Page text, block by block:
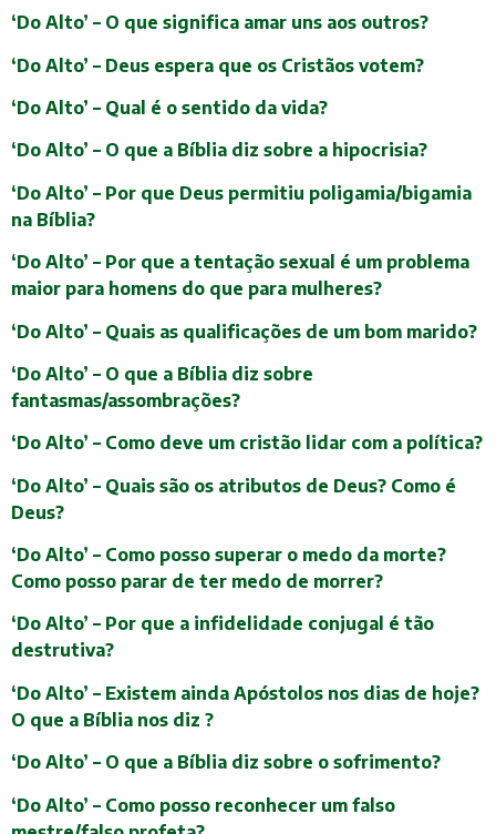
‘Do Alto’ – O que significa amar uns aos outros?
‘Do Alto’ – Deus espera que os Cristãos votem?
‘Do Alto’ – Qual é o sentido da vida?
‘Do Alto’ – O que a Bíblia diz sobre a hipocrisia?
‘Do Alto’ – Por que Deus permitiu poligamia/bigamia
na Bíblia?
‘Do Alto’ – Por que a tentação sexual é um problema
maior para homens do que para mulheres?
‘Do Alto’ – Quais as qualificações de um bom marido?
‘Do Alto’ – O que a Bíblia diz sobre
fantasmas/assombrações?
‘Do Alto’ – Como deve um cristão lidar com a política?
‘Do Alto’ – Quais são os atributos de Deus? Como é
Deus?
‘Do Alto’ – Como posso superar o medo da morte?
Como posso parar de ter medo de morrer?
‘Do Alto’ – Por que a infidelidade conjugal é tão
destrutiva?
‘Do Alto’ – Existem ainda Apóstolos nos dias de hoje?
O que a Bíblia nos diz ?
‘Do Alto’ – O que a Bíblia diz sobre o sofrimento?
‘Do Alto’ – Como posso reconhecer um falso